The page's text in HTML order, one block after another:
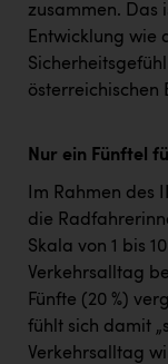
zusammen. Das
Entwicklung wie
österreichischen
Nur ein Fünftel
Im Rahmen des
die
Skala von 1 bis
Verkehrsalltag
Fünfte (20 %)
fühlt sich damit
Verkehrsalltag